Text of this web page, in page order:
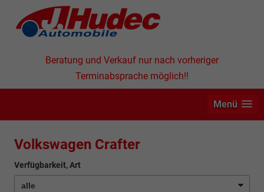
Beratung und Verkauf nur nach vorheriger
Terminabsprache möglich!!
Menü
Volkswagen Crafter
Verfügbarkeit, Art